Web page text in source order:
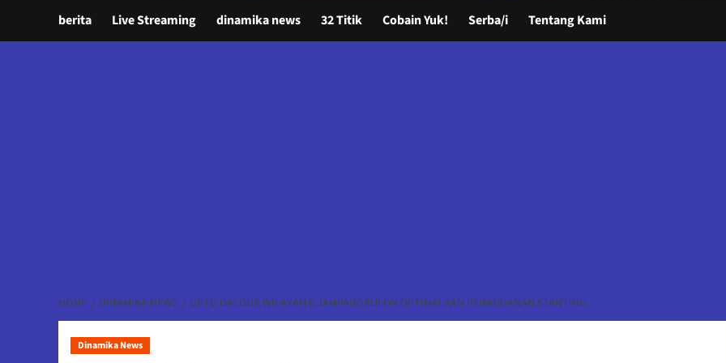
berita Live Streaming dinamika news 32 Titik Cobain Yuk! Serba/i Tentang Kami
HOME DINAMIKA NEWS UPTD DALDUK WILAYAH 6 JAMPANGKULON OPTIMALKAN PENANGANAN STANTING
Dinamika News